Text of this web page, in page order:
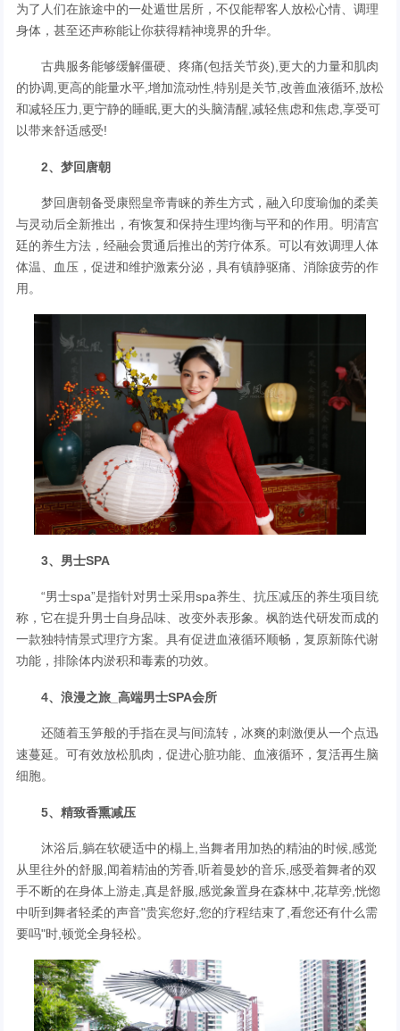
为了人们在旅途中的一处遁世居所，不仅能帮客人放松心情、调理
身体，甚至还声称能让你获得精神境界的升华。
古典服务能够缓解僵硬、疼痛(包括关节炎),更大的力量和肌肉
的协调,更高的能量水平,增加流动性,特别是关节,改善血液循环,放松
和减轻压力,更宁静的睡眠,更大的头脑清醒,减轻焦虑和焦虑,享受可
以带来舒适感受!
2、梦回唐朝
梦回唐朝备受康熙皇帝青睐的养生方式，融入印度瑜伽的柔美
与灵动后全新推出，有恢复和保持生理均衡与平和的作用。明清宫
廷的养生方法，经融会贯通后推出的芳疗体系。可以有效调理人体
体温、血压，促进和维护激素分泌，具有镇静驱痛、消除疲劳的作
用。
3、男士SPA
“男士spa”是指针对男士采用spa养生、抗压减压的养生项目统
称，它在提升男士自身品味、改变外表形象。枫韵迭代研发而成的
一款独特情景式理疗方案。具有促进血液循环顺畅，复原新陈代谢
功能，排除体内淤积和毒素的功效。
4、浪漫之旅_高端男士SPA会所
还随着玉笋般的手指在灵与间流转，冰爽的刺激便从一个点迅
速蔓延。可有效放松肌肉，促进心脏功能、血液循环，复活再生脑
细胞。
5、精致香熏减压
沐浴后,躺在软硬适中的榻上,当舞者用加热的精油的时候,感觉
从里往外的舒服,闻着精油的芳香,听着曼妙的音乐,感受着舞者的双
手不断的在身体上游走,真是舒服,感觉象置身在森林中,花草旁,恍惚
中听到舞者轻柔的声音"贵宾您好,您的疗程结束了,看您还有什么需
要吗"时,顿觉全身轻松。